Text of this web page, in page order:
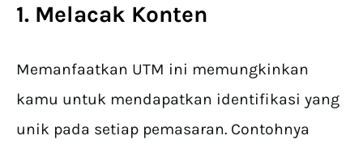
1. Melacak Konten
Memanfaatkan UTM ini memungkinkan
kamu untuk mendapatkan identifikasi yang
unik pada setiap pemasaran. Contohnya